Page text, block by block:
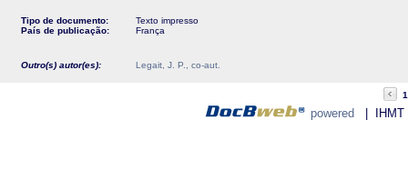
Tipo de documento:
Texto impresso
País de publicação:
França
Outro(s) autor(es): Legait, J. P., co-aut.
1
powered | IHMT -